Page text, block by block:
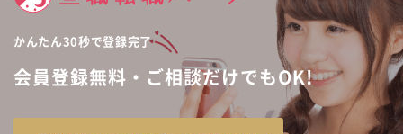
かんたん30秒で登録完了
会員登録無料・ご相談だけでもOK!